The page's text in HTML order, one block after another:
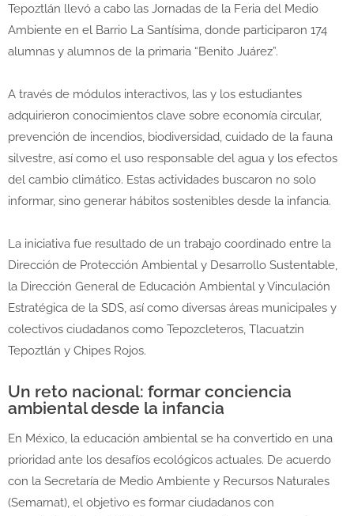
Tepoztlán llevó a cabo las Jornadas de la Feria del Medio
Ambiente en el Barrio La Santísima, donde participaron 174
alumnas y alumnos de la primaria “Benito Juárez”.
A través de módulos interactivos, las y los estudiantes
adquirieron conocimientos clave sobre economía circular,
prevención de incendios, biodiversidad, cuidado de la fauna
silvestre, así como el uso responsable del agua y los efectos
del cambio climático. Estas actividades buscaron no solo
informar, sino generar hábitos sostenibles desde la infancia.
La iniciativa fue resultado de un trabajo coordinado entre la
Dirección de Protección Ambiental y Desarrollo Sustentable,
la Dirección General de Educación Ambiental y Vinculación
Estratégica de la SDS, así como diversas áreas municipales y
colectivos ciudadanos como Tepozcleteros, Tlacuatzin
Tepoztlán y Chipes Rojos.
Un reto nacional: formar conciencia
ambiental desde la infancia
En México, la educación ambiental se ha convertido en una
prioridad ante los desafíos ecológicos actuales. De acuerdo
con la Secretaría de Medio Ambiente y Recursos Naturales
(Semarnat), el objetivo es formar ciudadanos con